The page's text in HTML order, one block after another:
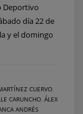
Deportivo
día 22 de
y el domingo
CUERVO
CARUNCHO ÁLEX
ANDRÉS